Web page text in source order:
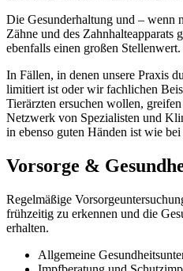
Die Gesunderhaltung und – wenn
Zähne und des Zahnhalteapparats
ebenfalls einen großen Stellenwert.
In Fällen, in denen unsere Praxis
limitiert ist oder wir fachlichen
Tierärzten ersuchen wollen,
Netzwerk von Spezialisten und
in ebenso guten Händen ist wie bei
Vorsorge &
Regelmäßige
frühzeitig zu erkennen und die
erhalten.
Allgemeine